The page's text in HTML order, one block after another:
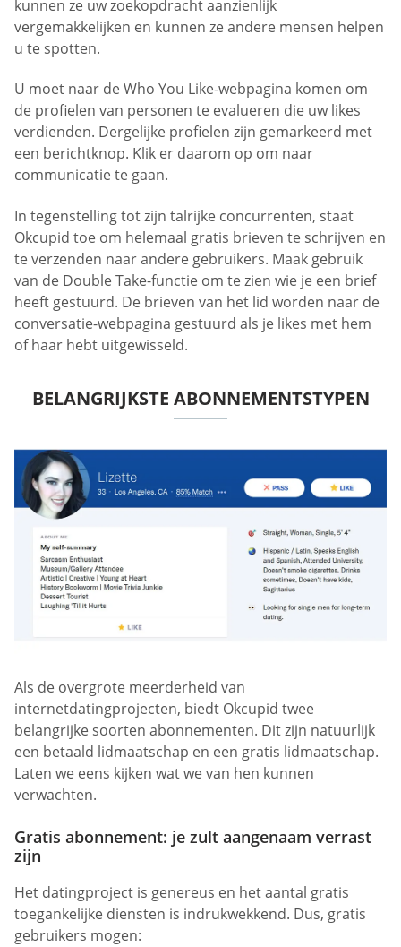
kunnen ze uw zoekopdracht aanzienlijk
vergemakkelijken en kunnen ze andere mensen helpen
u te spotten.
U moet naar de Who You Like-webpagina komen om
de profielen van personen te evalueren die uw likes
verdienden. Dergelijke profielen zijn gemarkeerd met
een berichtknop. Klik er daarom op om naar
communicatie te gaan.
In tegenstelling tot zijn talrijke concurrenten, staat
Okcupid toe om helemaal gratis brieven te schrijven en
te verzenden naar andere gebruikers. Maak gebruik
van de Double Take-functie om te zien wie je een brief
heeft gestuurd. De brieven van het lid worden naar de
conversatie-webpagina gestuurd als je likes met hem
of haar hebt uitgewisseld.
BELANGRIJKSTE ABONNEMENTSTYPEN
Als de overgrote meerderheid van
internetdatingprojecten, biedt Okcupid twee
belangrijke soorten abonnementen. Dit zijn natuurlijk
een betaald lidmaatschap en een gratis lidmaatschap.
Laten we eens kijken wat we van hen kunnen
verwachten.
Gratis abonnement: je zult aangenaam verrast
zijn
Het datingproject is genereus en het aantal gratis
toegankelijke diensten is indrukwekkend. Dus, gratis
gebruikers mogen: